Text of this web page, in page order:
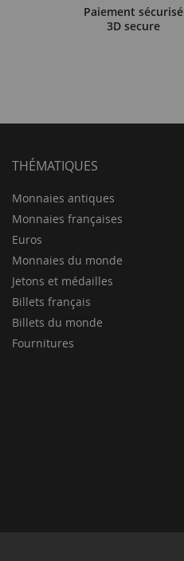
Paiement sécurisé
3D secure
THÉMATIQUES
Monnaies antiques
Monnaies françaises
Euros
Monnaies du monde
Jetons et médailles
Billets français
Billets du monde
Fournitures